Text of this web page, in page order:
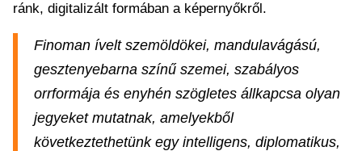
ránk, digitalizált formában a képernyőkről.
Finoman ívelt szemöldökei, mandulavágású,
gesztenyebarna színű szemei, szabályos
orrformája és enyhén szögletes állkapcsa olyan
jegyeket mutatnak, amelyekből
következtethetünk egy intelligens, diplomatikus,